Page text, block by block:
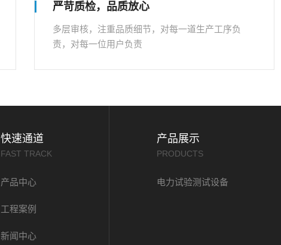
严苛质检，品质放心
多层审核，注重品质细节，对每一道生产工序负
责，对每一位用户负责
快速通道
FAST TRACK
产品中心
工程案例
新闻中心
产品展示
PRODUCTS
电力试验测试设备